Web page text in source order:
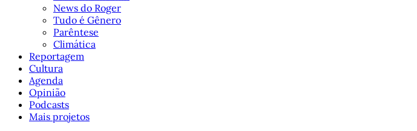
News do Roger
Tudo é Gênero
Parêntese
Climática
Reportagem
Cultura
Agenda
Opinião
Podcasts
Mais projetos